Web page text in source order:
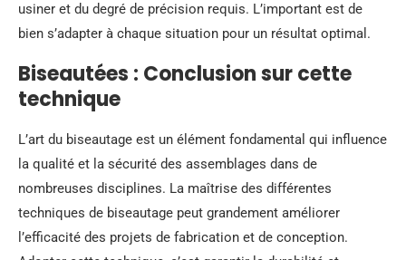
usiner et du degré de précision requis. L’important est de
bien s’adapter à chaque situation pour un résultat optimal.
Biseautées : Conclusion sur cette
technique
L’art du biseautage est un élément fondamental qui influence
la qualité et la sécurité des assemblages dans de
nombreuses disciplines. La maîtrise des différentes
techniques de biseautage peut grandement améliorer
l’efficacité des projets de fabrication et de conception.